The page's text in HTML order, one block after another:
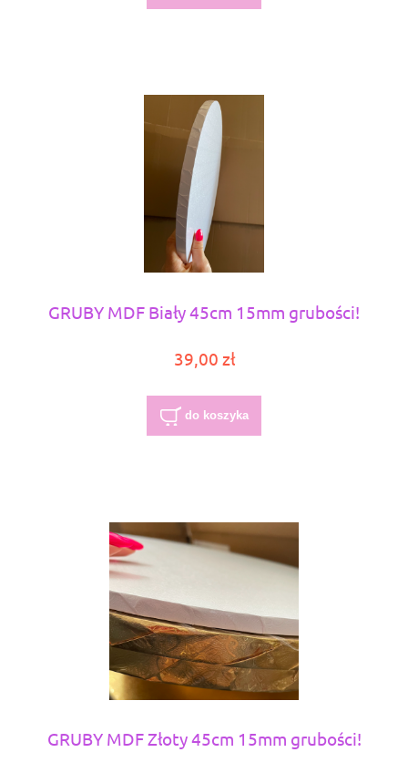
GRUBY MDF Biały 45cm 15mm grubości!
39,00 zł
do koszyka
GRUBY MDF Złoty 45cm 15mm grubości!